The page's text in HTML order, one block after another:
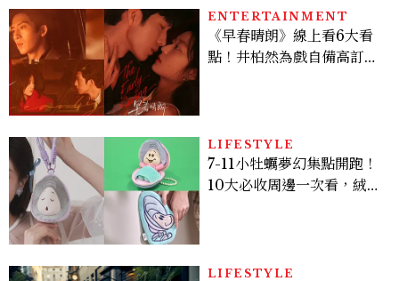
ENTERTAINMENT
《早春晴朗》線上看6大看
點！井柏然為戲自備高訂，
LIFESTYLE
7-11小牡蠣夢幻集點開跑！
10大必收周邊一次看，絨毛
LIFESTYLE